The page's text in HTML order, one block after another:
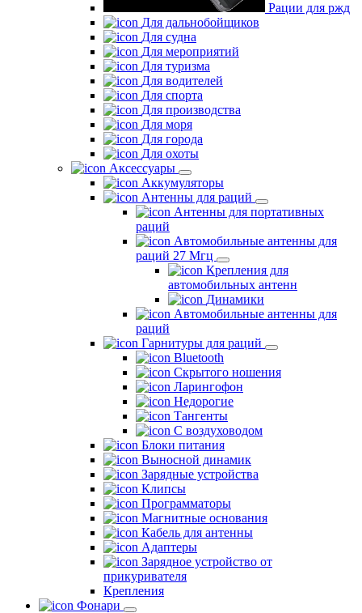
Рации для ржд
Для дальнобойщиков
Для судна
Для мероприятий
Для туризма
Для водителей
Для спорта
Для производства
Для моря
Для города
Для охоты
Аксессуары
Аккумуляторы
Антенны для раций
Антенны для портативных
раций
Автомобильные антенны для
раций 27 Мгц
Крепления для
автомобильных антенн
Динамики
Автомобильные антенны для
раций
Гарнитуры для раций
Bluetooth
Скрытого ношения
Ларингофон
Недорогие
Тангенты
С воздуховодом
Блоки питания
Выносной динамик
Зарядные устройства
Клипсы
Программаторы
Магнитные основания
Кабель для антенны
Адаптеры
Зарядное устройство от
прикуривателя
Крепления
Фонари